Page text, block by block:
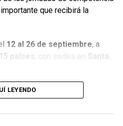
que recibirá la
12 al 26 de septiembre, a
países , con sedes en Santa
para
de los
LEYENDO